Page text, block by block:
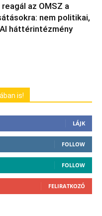
az OMSZ a
nem politikai,
háttérintézmény
is!
LÁJK
FOLLOW
FOLLOW
FELIRATKOZÓ